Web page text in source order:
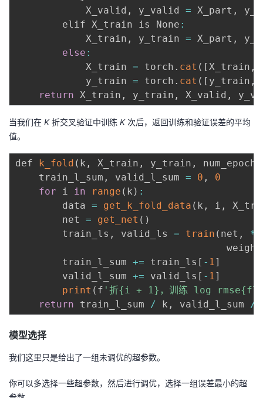
            X_valid
, y_valid = X_part ,
        elif X_train is None
:
            X_train
, y_train = X_part ,
else :
            X_train
= torch . cat ( [X_train ,
            y_train
= torch . cat ( [ y_train ,
return X_train , y_train , X_valid ,
当我们在 K折交叉验证中训练 K次后，返回训练和验证误差的平均
值。
def k_fold ( k , X_train , y_train , num_epochs
    train_l_sum
, valid_l_sum = 0 ,
0
for i in range ( k ) :
        data
= get_k_fold_data ( k , i ,
        net
= get_net ( )
        train_ls
, valid_ls = train ( net , *
        train_l_sum
+= train_ls [ - 1]
        valid_l_sum
+= valid_ls [ - 1]
print ( f '折{i + 1}，训练 log
return train_l_sum / k , valid_l_sum /
模型选择
我们这里只是给出了⼀组未调优的超参数。
你可以多选择一些超参数，然后进行调优，选择一组误差最小的超